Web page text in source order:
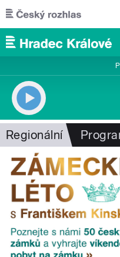
Přejít k hlavnímu obsahu
Regionální